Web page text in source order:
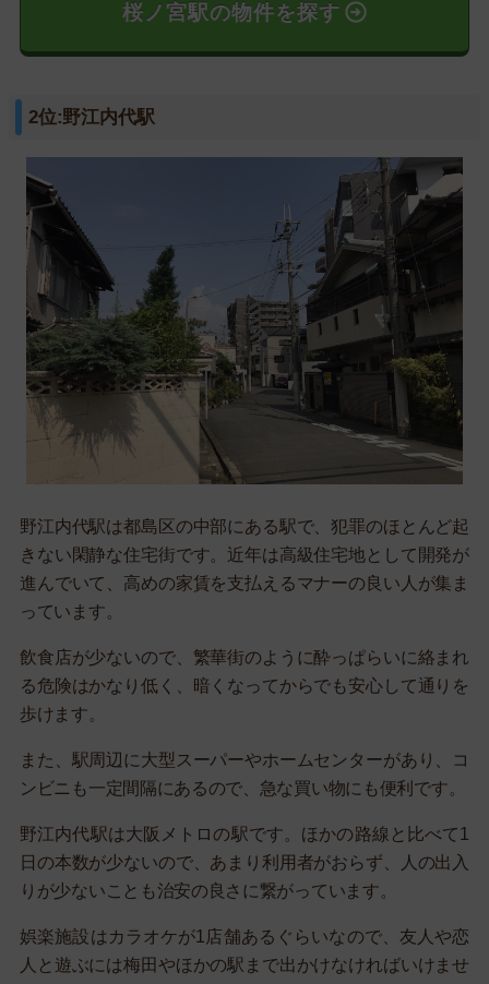
桜ノ宮駅の物件を探す
2位:野江内代駅
野江内代駅は都島区の中部にある駅で、犯罪のほとんど起
きない閑静な住宅街です。近年は高級住宅地として開発が
進んでいて、高めの家賃を支払えるマナーの良い人が集ま
っています。
飲食店が少ないので、繁華街のように酔っぱらいに絡まれ
る危険はかなり低く、暗くなってからでも安心して通りを
歩けます。
また、駅周辺に大型スーパーやホームセンターがあり、コ
ンビニも一定間隔にあるので、急な買い物にも便利です。
野江内代駅は大阪メトロの駅です。ほかの路線と比べて1
日の本数が少ないので、あまり利用者がおらず、人の出入
りが少ないことも治安の良さに繋がっています。
娯楽施設はカラオケが1店舗あるぐらいなので、友人や恋
人と遊ぶには梅田やほかの駅まで出かけなければいけませ